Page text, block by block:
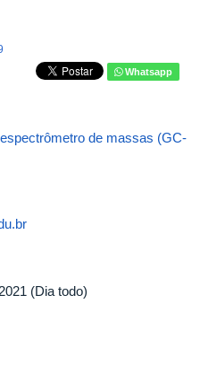
Whatsapp
de massas (GC-
(Dia todo)